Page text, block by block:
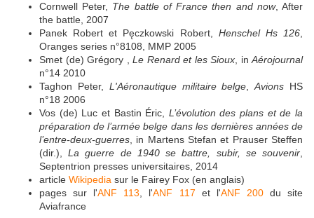
Cornwell Peter, The battle of France then and now, After
the battle, 2007
Panek Robert et Pęczkowski Robert, Henschel Hs 126
Oranges series n°8108, MMP 2005
Smet (de) Grégory , Le Renard et les Sioux , in Aérojournal
n°14 2010
Taghon Peter, L'Aéronautique militaire belge ,Avions HS
n°18 2006
Vos (de) Luc et Bastin Éric, L’évolution des plans et de la
préparation de l’armée belge dans les dernières années de
l’entre-deux-guerres , in Martens Stefan et Prauser Steffen
(dir.),La guerre de 1940 se battre, subir, se souvenir
Septentrion presses universitaires, 2014
article Wikipedia sur le Fairey Fox (en anglais)
pages sur l'ANF 113 , l'ANF 117 et l'ANF 200du site
Aviafrance